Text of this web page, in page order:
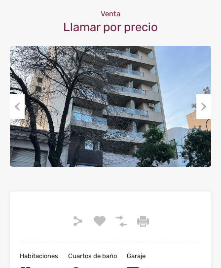
Venta
Llamar por precio
Previous Next
Habitaciones Cuartos de baño Garaje